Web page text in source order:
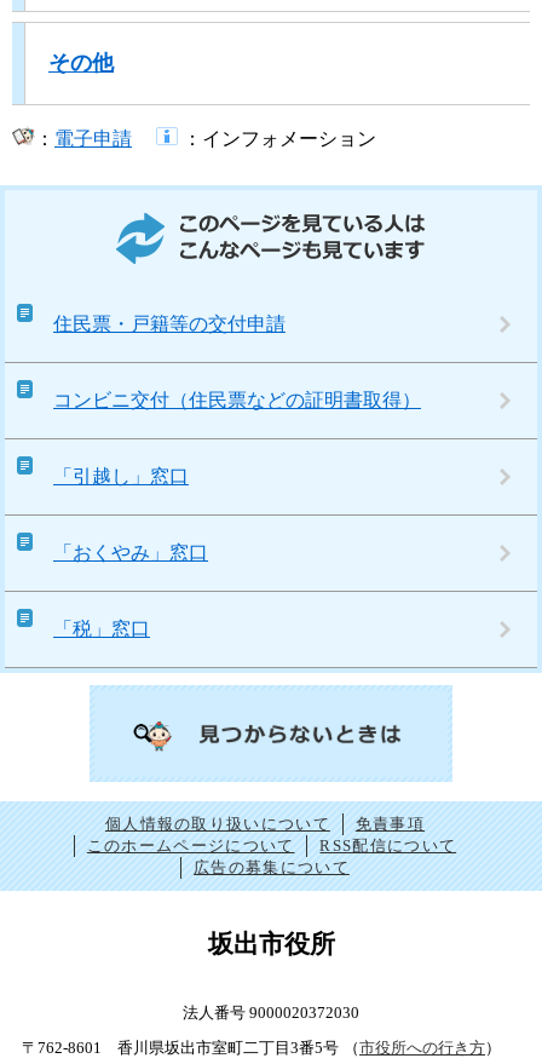
その他
： 電子申請 ​：インフォメーション​
住民票・戸籍等の交付申請
コンビニ交付（住民票などの証明書取得）
「引越し」窓口
「おくやみ」窓口
「税」窓口
個人情報の取り扱いについて
免責事項
このホームページについて
RSS配信について
広告の募集について
坂出市役所
法人番号 9000020372030
〒762-8601 香川県坂出市室町二丁目3番5号
（市役所への行き方）